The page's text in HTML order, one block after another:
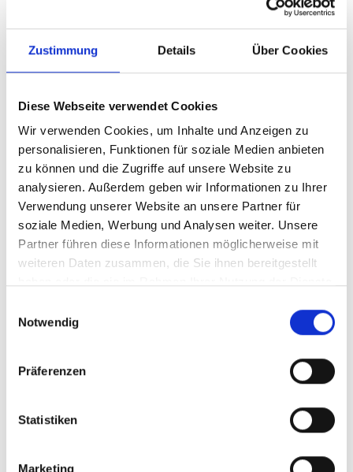
Zustimmung Details Über Cookies
Diese Webseite verwendet Cookies
Wir verwenden Cookies, um Inhalte und Anzeigen zu
personalisieren, Funktionen für soziale Medien anbieten
zu können und die Zugriffe auf unsere Website zu
analysieren. Außerdem geben wir Informationen zu Ihrer
Verwendung unserer Website an unsere Partner für
soziale Medien, Werbung und Analysen weiter. Unsere
Partner führen diese Informationen möglicherweise mit
weiteren Daten zusammen, die Sie ihnen bereitgestellt
Notwendig
Präferenzen
Statistiken
Marketing
835,- € VERMIETET
Minden
Gut geschnittene 3-Zimmerwohnung mit Balkon,
im 1. Innenstadtring
Etagenwohnung
85 m²
WOHNFLÄCHE
3
ZIMMER
1.700,- €
Wundervolle Stadtvilla in zentraler Lage von